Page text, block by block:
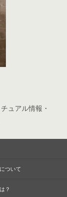
ュアル情報・
ついて
？